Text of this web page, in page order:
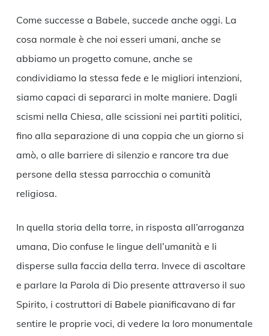
Come successe a Babele, succede anche oggi. La
cosa normale è che noi esseri umani, anche se
abbiamo un progetto comune, anche se
condividiamo la stessa fede e le migliori intenzioni,
siamo capaci di separarci in molte maniere. Dagli
scismi nella Chiesa, alle scissioni nei partiti politici,
fino alla separazione di una coppia che un giorno si
amò, o alle barriere di silenzio e rancore tra due
persone della stessa parrocchia o comunità
religiosa.
In quella storia della torre, in risposta all’arroganza
umana, Dio confuse le lingue dell’umanità e li
disperse sulla faccia della terra. Invece di ascoltare
e parlare la Parola di Dio presente attraverso il suo
Spirito, i costruttori di Babele pianificavano di far
sentire le proprie voci, di vedere la loro monumentale